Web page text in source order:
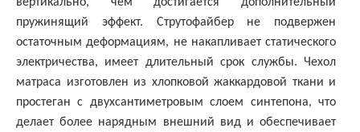
вертикально, чем достигается дополнительный
пружинящий эффект. Струтофайбер не подвержен
остаточным деформациям, не накапливает статического
электричества, имеет длительный срок службы. Чехол
матраса изготовлен из хлопковой жаккардовой ткани и
простеган с двухсантиметровым слоем синтепона, что
делает более нарядным внешний вид и обеспечивает